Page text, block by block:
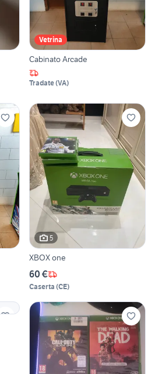
Vetrina
Cabinato Arcade
Tradate(VA)
5
XBOX one
60 €
Caserta (CE)